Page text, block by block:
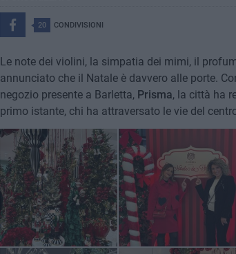
20 CONDIVISIONI
Le note dei violini, la simpatia dei mimi, il
annunciato che il Natale è davvero alle porte.
negozio presente a Barletta, Prisma, la città ha
primo istante, chi ha attraversato le vie del